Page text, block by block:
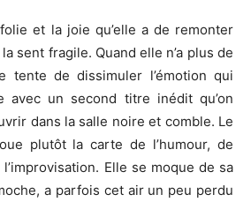
et la joie qu’elle a de remonter
sent fragile. Quand elle n’a plus de
tente de dissimuler l’émotion qui
avec un second titre inédit qu’on
dans la salle noire et comble. Le
plutôt la carte de l’humour, de
Elle se moque de sa
a parfois cet air un peu perdu